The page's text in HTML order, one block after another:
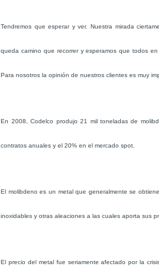
Tendremos que esperar y ver. Nuestra mirada
queda camino que recorrer y esperamos que todos
Para nosotros la opinión de nuestros clientes es muy
En 2008, Codelco produjo 21 mil toneladas de
contratos anuales y el 20% en el mercado spot.
El molibdeno es un metal que generalmente se
inoxidables y otras aleaciones a las cuales aporta sus
El precio del metal fue seriamente afectado por la